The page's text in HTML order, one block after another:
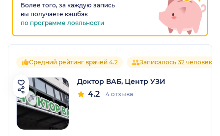
Более того, за каждую запись
вы получаете кэшбэк
по программе лояльности
Средний рейтинг врачей 4.2 Записалось 32 человека
Доктор ВАБ, Центр УЗИ
4.2 4 отзыва